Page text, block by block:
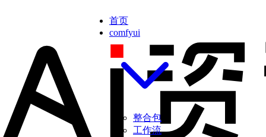
首页
comfyui
整合包
工作流